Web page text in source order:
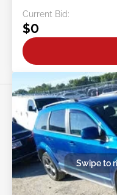
Current Bid:
$0
Swipe to